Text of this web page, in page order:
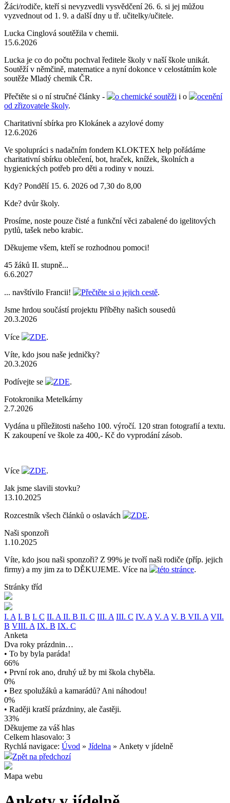
Žáci/rodiče, kteří si nevyzvedli vysvědčení 26. 6. si jej můžou
vyzvednout od 1. 9. a další dny u tř. učitelky/učitele.
Lucka Cinglová soutěžila v chemii.
15.6.2026
Lucka je co do počtu pochval ředitele školy v naší škole unikát.
Soutěží v němčině, matematice a nyní dokonce v celostátním kole
soutěže Mladý chemik ČR.
Přečtěte si o ní stručné články - o chemické soutěži i o
ocenění
od zřizovatele školy.
Charitativní sbírka pro Klokánek a azylové domy
12.6.2026
Ve spolupráci s nadačním fondem KLOKTEX help pořádáme
charitativní sbírku oblečení, bot, hraček, knížek, školních a
hygienických potřeb pro děti a rodiny v nouzi.
Kdy? Pondělí 15. 6. 2026 od 7,30 do 8,00
Kde? dvůr školy.
Prosíme, noste pouze čisté a funkční věci zabalené do igelitových
pytlů, tašek nebo krabic.
Děkujeme všem, kteří se rozhodnou pomoci!
45 žáků II. stupně...
6.6.2027
... navštívilo Francii! Přečtěte si o jejich cestě.
Jsme hrdou součástí projektu Příběhy našich sousedů
20.3.2026
Více ZDE.
Víte, kdo jsou naše jedničky?
20.3.2026
Podívejte se ZDE.
Fotokronika Metelkárny
2.7.2026
Vydána u příležitosti našeho 100. výročí. 120 stran fotografií a textu.
K zakoupení ve škole za 400,- Kč do vyprodání zásob.
Více ZDE.
Jak jsme slavili stovku?
13.10.2025
Rozcestník všech článků o oslavách ZDE.
Naši sponzoři
1.10.2025
Víte, kdo jsou naši sponzoři? Z 99% je tvoří naši rodiče (příp. jejich
firmy) a my jim za to DĚKUJEME. Více na
této stránce.
Stránky tříd
I. A I. B I. C II. A II. B II. C III. A III. C IV. A V. A V. B VII. A VII.
B VIII. A IX. B IX. C
Anketa
Dva roky prázdnin…
• To by byla paráda!
66%
• První rok ano, druhý už by mi škola chyběla.
0%
• Bez spolužáků a kamarádů? Ani náhodou!
0%
• Raději kratší prázdniny, ale častěji.
33%
Děkujeme za váš hlas
Celkem hlasovalo: 3
Rychlá navigace: Úvod » Jídelna » Ankety v jídelně
Zpět na předchozí
Mapa webu